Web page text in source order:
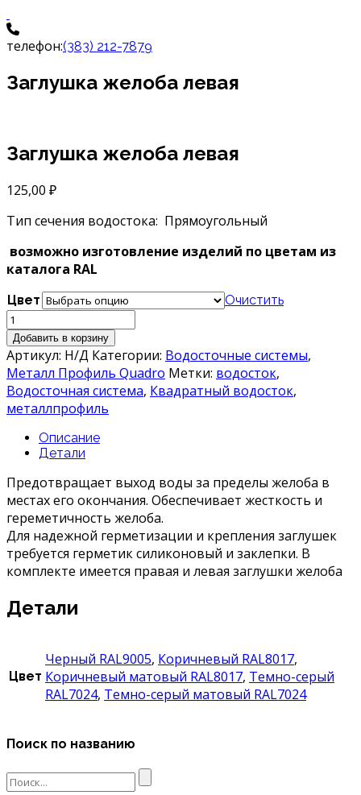
телефон:(383) 212-7879
Заглушка желоба левая
Заглушка желоба левая
125,00 ₽
Тип сечения водостока: Прямоугольный
возможно изготовление изделий по цветам из
каталога RAL
Цвет
Очистить
Количество
товара
Заглушка
желоба
левая
Добавить в корзину
Артикул: Н/Д Категории: Водосточные системы,
Металл Профиль Quadro Метки: водосток,
Водосточная система, Квадратный водосток,
металлпрофиль
Описание
Детали
Предотвращает выход воды за пределы желоба в
местах его окончания. Обеспечивает жесткость и
гереметичность желоба.
Для надежной герметизации и крепления заглушек
требуется герметик силиконовый и заклепки. В
комплекте имеется правая и левая заглушки желоба
Детали
Цвет
Черный RAL9005, Коричневый RAL8017,
Коричневый матовый RAL8017, Темно-серый
RAL7024, Темно-серый матовый RAL7024
Поиск по названию
Search
for: